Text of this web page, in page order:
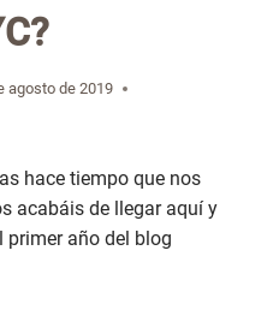
agosto de 2019
hace tiempo que nos
acabáis de llegar aquí y
primer año del blog